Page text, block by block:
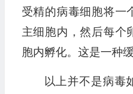
受精的病毒细胞将一
主细胞内，然后每个
胞内孵化。这是一种
以上并不是病毒